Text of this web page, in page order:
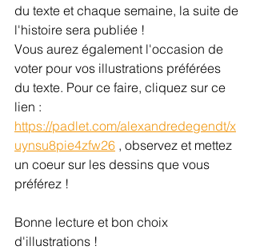
du texte et chaque semaine, la suite de
l'histoire sera publiée !
Vous aurez également l'occasion de
voter pour vos illustrations préférées
du texte. Pour ce faire, cliquez sur ce
lien :
https://padlet.com/alexandredegendt/x
uynsu8pie4zfw26 , observez et mettez
un coeur sur les dessins que vous
préférez !
Bonne lecture et bon choix
d'illustrations !